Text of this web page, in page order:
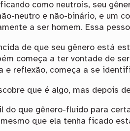
como neutrois, seu
neutro e não-binário, e um
a ser homem. Essa
de que seu gênero está
começa a ter vontade de
e reflexão, começa a se
que é algo, mas depois
do que gênero-fluido para
que ela tenha ficado